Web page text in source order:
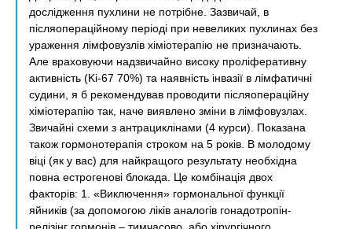
дослідження пухлини не потрібне. Зазвичай, в
післяопераційному періоді при невеликих пухлинах без
ураження лімфовузлів хіміотерапію не призначають.
Але враховуючи надзвичайно високу проліферативну
активність (Ki-67 70%) та наявність інвазії в лімфатичні
судини, я б рекомендував проводити післяопераційну
хіміотерапію так, наче виявлено зміни в лімфовузлах.
Звичайні схеми з антрациклінами (4 курси). Показана
також гормонотерапія строком на 5 років. В молодому
віці (як у вас) для найкращого результату необхідна
повна естрогенові блокада. Це комбінація двох
факторів: 1. «Виключення» гормональної функції
яйників (за допомогою ліків аналогів гонадотропін-